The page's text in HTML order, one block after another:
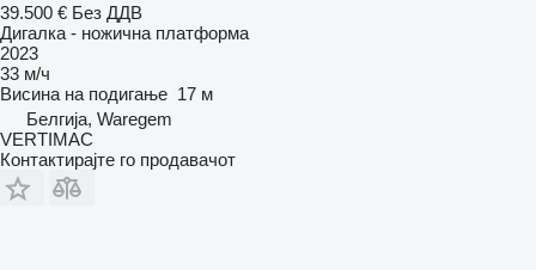
39.500 € Без ДДВ
Дигалка - ножична платформа
2023
33 м/ч
Висина на подигање 17 м
Белгија, Waregem
VERTIMAC
Контактирајте го продавачот